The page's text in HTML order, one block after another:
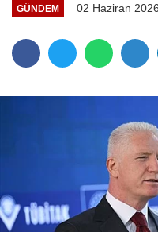
GÜNDEM 02 Haziran